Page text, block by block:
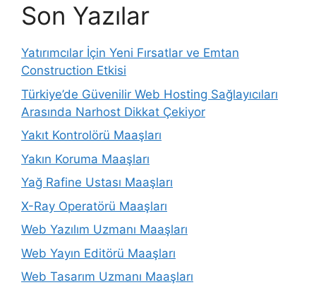
Son Yazılar
Yatırımcılar İçin Yeni Fırsatlar ve Emtan
Construction Etkisi
Türkiye’de Güvenilir Web Hosting Sağlayıcıları
Arasında Narhost Dikkat Çekiyor
Yakıt Kontrolörü Maaşları
Yakın Koruma Maaşları
Yağ Rafine Ustası Maaşları
X-Ray Operatörü Maaşları
Web Yazılım Uzmanı Maaşları
Web Yayın Editörü Maaşları
Web Tasarım Uzmanı Maaşları